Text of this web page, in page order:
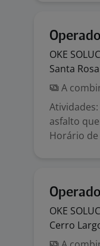
OKE
Santa Rosa
A
asfalto
Horário de
OKE
Cerro